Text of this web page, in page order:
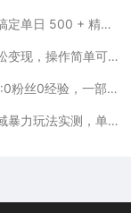
别再瞎引流！一招搞定单日 500 + 精准粉，微信直接爆仓
精准获客创业粉轻松变现，操作简单可放大，单日轻松3000+
2026最新AI钓鱼术:0粉丝0经验，一部手机就能开启赚钱模式
私域流量密码！私域暴力玩法实测，单日 500 + 精准粉直接加满